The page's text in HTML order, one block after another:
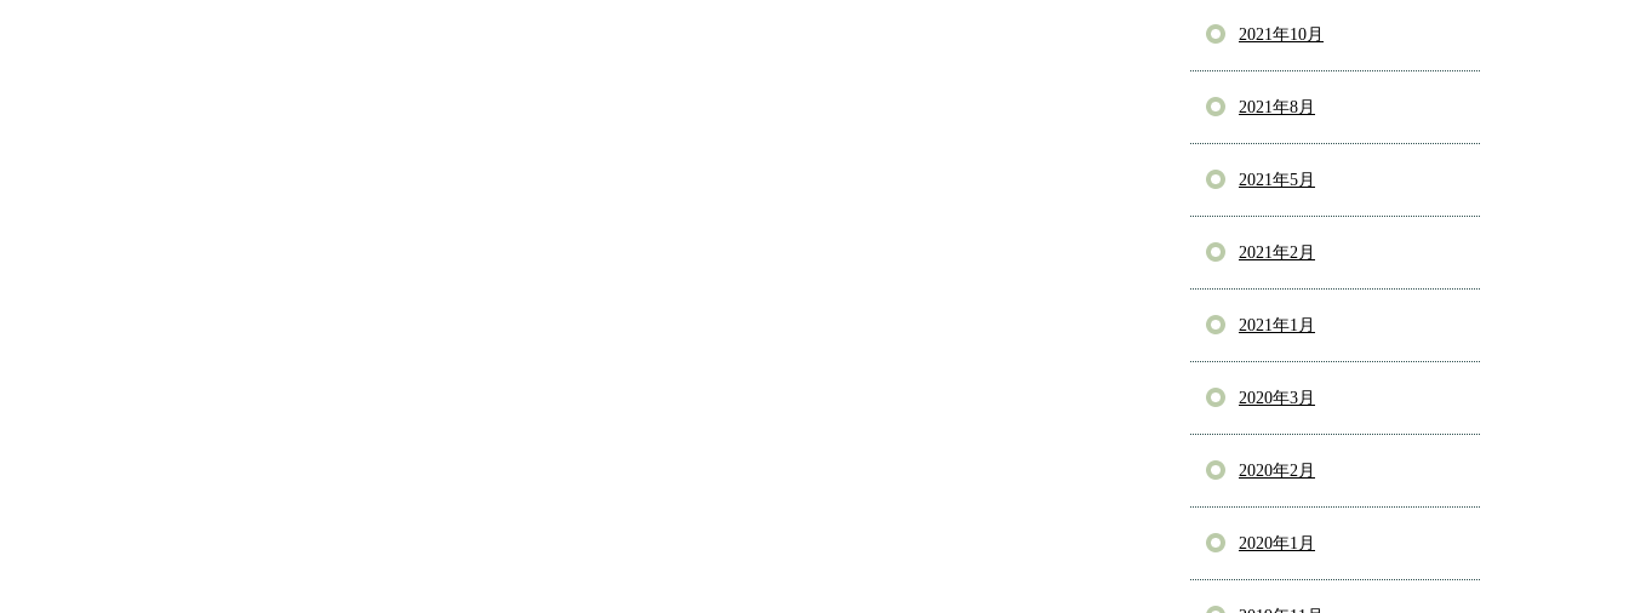
2021年10月
2021年8月
2021年5月
2021年2月
2021年1月
2020年3月
2020年2月
2020年1月